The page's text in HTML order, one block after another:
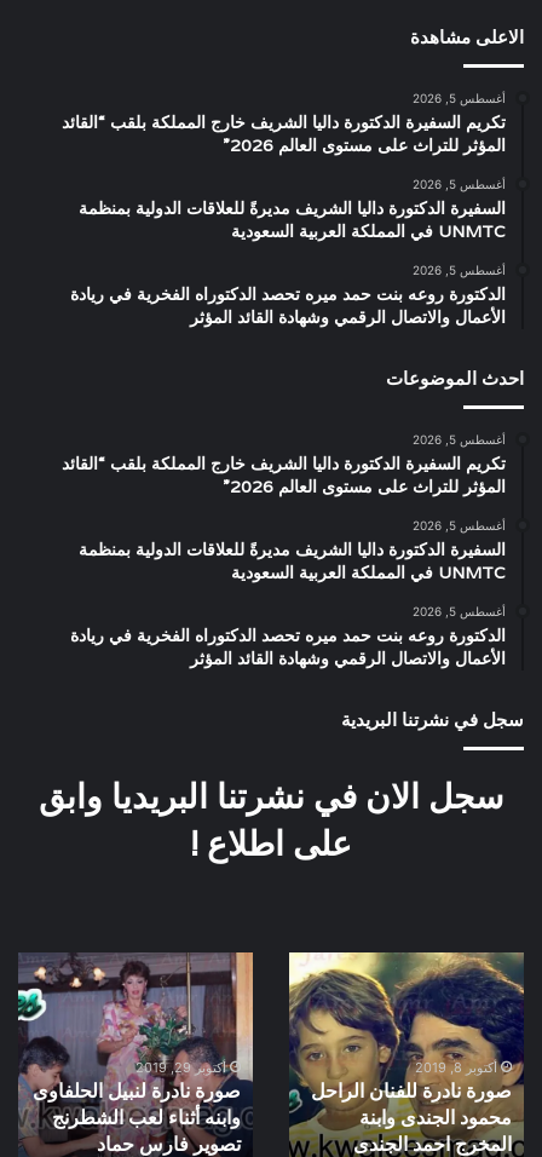
الاعلى مشاهدة
أغسطس 5, 2026
تكريم السفيرة الدكتورة داليا الشريف خارج المملكة بلقب “القائد
المؤثر للتراث على مستوى العالم 2026”
أغسطس 5, 2026
السفيرة الدكتورة داليا الشريف مديرةً للعلاقات الدولية بمنظمة
UNMTC في المملكة العربية السعودية
أغسطس 5, 2026
الدكتورة روعه بنت حمد ميره تحصد الدكتوراه الفخرية في ريادة
الأعمال والاتصال الرقمي وشهادة القائد المؤثر
احدث الموضوعات
أغسطس 5, 2026
تكريم السفيرة الدكتورة داليا الشريف خارج المملكة بلقب “القائد
المؤثر للتراث على مستوى العالم 2026”
أغسطس 5, 2026
السفيرة الدكتورة داليا الشريف مديرةً للعلاقات الدولية بمنظمة
UNMTC في المملكة العربية السعودية
أغسطس 5, 2026
الدكتورة روعه بنت حمد ميره تحصد الدكتوراه الفخرية في ريادة
الأعمال والاتصال الرقمي وشهادة القائد المؤثر
سجل في نشرتنا البريدية
سجل الان في نشرتنا البريديا وابق
على اطلاع !
صورة
نادرة
للفنان
الراحل
محمود
الجندى
وابنة
المخرج
أكتوبر 8, 2019
صورة نادرة للفنان الراحل
محمود الجندى وابنة
المخرج احمد الجندى
صورة
نادرة
لنبيل
الحلفاوى
وابنه
أثناء
لعب
الشطرنج
أكتوبر 29, 2019
صورة نادرة لنبيل الحلفاوى
وابنه أثناء لعب الشطرنج
تصوير فارس حماد